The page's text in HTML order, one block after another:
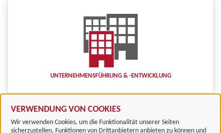
VERWENDUNG VON COOKIES
Wir verwenden Cookies, um die Funktionalität unserer Seiten
sicherzustellen, Funktionen von Drittanbietern anbieten zu können und
UNTERNEHMENSFÜHRUNG & -ENTWICKLUNG